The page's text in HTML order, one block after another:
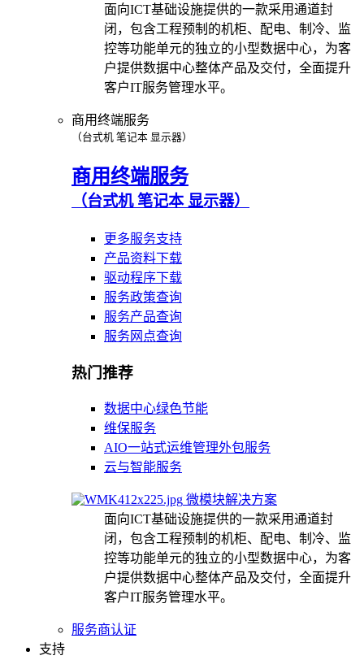
面向ICT基础设施提供的一款采用通道封
闭，包含工程预制的机柜、配电、制冷、监
控等功能单元的独立的小型数据中心，为客
户提供数据中心整体产品及交付，全面提升
客户IT服务管理水平。
商用终端服务
（台式机 笔记本 显示器）
商用终端服务
（台式机 笔记本 显示器）
更多服务支持
产品资料下载
驱动程序下载
服务政策查询
服务产品查询
服务网点查询
热门推荐
数据中心绿色节能
维保服务
AIO一站式运维管理外包服务
云与智能服务
微模块解决方案
面向ICT基础设施提供的一款采用通道封
闭，包含工程预制的机柜、配电、制冷、监
控等功能单元的独立的小型数据中心，为客
户提供数据中心整体产品及交付，全面提升
客户IT服务管理水平。
服务商认证
支持